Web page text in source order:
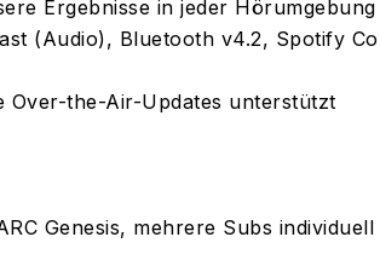
Ergebnisse in jeder
(Audio), Bluetooth v4.2, Spotify
Over-the-Air-Updates unterstützt
Genesis, mehrere Subs